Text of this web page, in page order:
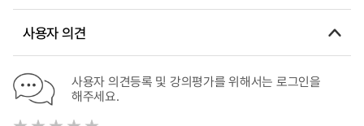
사용자 의견
사용자 의견등록 및 강의평가를 위해서는 로그인을
해주세요.